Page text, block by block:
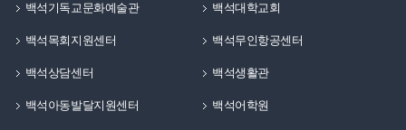
백석기독교문화예술관 백석대학교회
백석목회지원센터 백석무인항공센터
백석상담센터 백석생활관
백석아동발달지원센터 백석어학원